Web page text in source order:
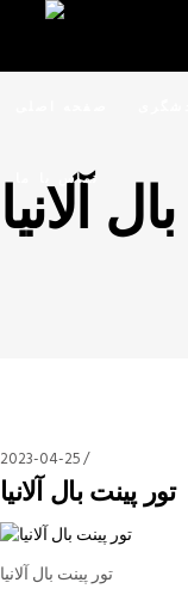
تماس با ما
آلانیا
2023-04-25
تور پینت بال آلانیا
تور پینت بال آلانیا